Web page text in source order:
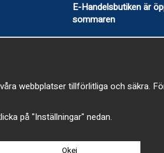
E-Handelsbutiken är
sommaren
webbplatser tillförlitliga och säkra.
på "Inställningar" nedan.
Okej